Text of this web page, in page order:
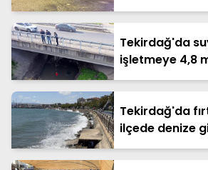
Tekirdağ'da
işletmeye 4,8
Tekirdağ'da
ilçede denize
yasaklandı